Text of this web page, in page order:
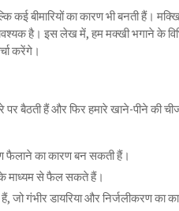
कई बीमारियों का कारण भी बनती हैं।
है। इस लेख में, हम मक्खी भगाने के
करेंगे।
बैठती हैं और फिर हमारे खाने-पीने की
फैलाने का कारण बन सकती हैं।
माध्यम से फैल सकते हैं।
जो गंभीर डायरिया और निर्जलीकरण का